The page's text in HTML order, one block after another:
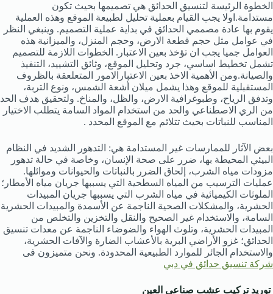
الخطوة الرئيسة لتنسيق الحدائق هي تصميمها بحيث تكون
مستدامة.اولا يجب القيام بعملية تحليل لطبيعة الموقع وهذه العملية
يقوم بها عادة مصممي الحدائق في بداية عملية التصميم. وينبغي النظر
في عوامل مثل حجم قطعة الارض، وحجم المنزل، والميزانية هذه
العوامل جميا يجب ان تؤخذ بعين الاعتبار. الخطوات اللازمة للتصميم
تشمل تخطيط اساسي، جرد وتحليل الموقع، وثائق التشييد، التنفيذ
والصيانة.ومن الأهمية الاخذ بعين الاعتبارالامور المتعلعقة بالظروف
المستقبلية للموقع وهذا يشمل ميلان أشعة الشمس، ونوع التربة،
وتدفق الرياح، وطبوغرافية الارض، والظل، والمناخ. ولتحقيق هدف الحد
من الري الاصطناعي والحد من استخدام المواد السامة يتطلب الاختيار
المناسب للنباتات بحيث تتلائم مع الموقع المحدد .
بعض الآثار للممارسات غير المستدامة هي: التدهور الشديد في النظام
البيئي المحيطة بها، ضرر على صحة الإنسان، وخاصة في حالة تدهور
مزودات مياه الشرب، إلحاق الضرر بالنباتات والحيوانات وموائلها.
عمليات الترسيب من المياه السطحية التي يسببها جريان مياه الأمطار؛
الملوثات الكيميائية في مياه الشرب التي يسببها جريان المبيدات
الحشرية، والمشكلات الصحية الناجمة عن الأسمدة والمبيدات الحشرية
السامة، والاستخدام غير الصحيح والنقل والتخزين والتخلص من
المبيدات الحشرية، وتلوث الهواء والضوضاء الناجمة عن معدات تنسيق
الحدائق؛ غزو الأراضي البرية بالأعشاب الضارة والآفات الحشرية،
والاستخدام الجائر للموارد الطبيعية المحدودة. ونحن متميزون فى
شركة تنسيق حدائق في دبي
توريد تركيب عشب صناعي العين